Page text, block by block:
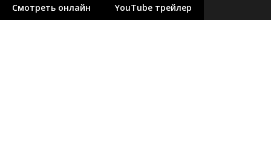
Смотреть онлайн YouTube трейлер